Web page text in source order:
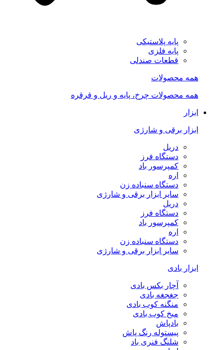
پایه پلاستیکی
پایه فلزی
قطعات صندلی
همه محصولات
همه محصولات چرخ، پایه و ریل و قرقره
ابزار
ابزار برقی و شارژی
دریل
دستگاه فرز
کمپرسور باد
اره
دستگاه سنباده زن
سایر ابزار برقی و شارژی
دریل
دستگاه فرز
کمپرسور باد
اره
دستگاه سنباده زن
سایر ابزار برقی و شارژی
ابزار بادی
آچار بکس بادی
جغجغه بادی
منگنه کوب بادی
میخ کوب بادی
بادپاش
پیستوله رنگ پاش
شلنگ فنری باد